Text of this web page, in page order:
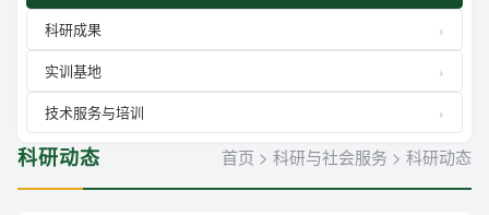
科研成果
实训基地
技术服务与培训
科研动态 首页 > 科研与社会服务 > 科研动态